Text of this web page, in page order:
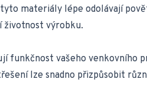
materiály lépe odolávají
životnost výrobku.
funkčnost vašeho venkovního
lze snadno přizpůsobit